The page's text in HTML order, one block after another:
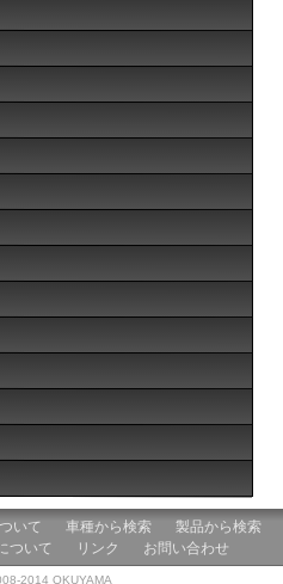
いて 車種から検索
製品から検索
ついて リンク お問い合わせ
2014 OKUYAMA